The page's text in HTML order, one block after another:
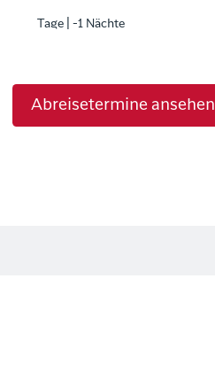
Tage | -1 Nächte
Abreisetermine ansehen